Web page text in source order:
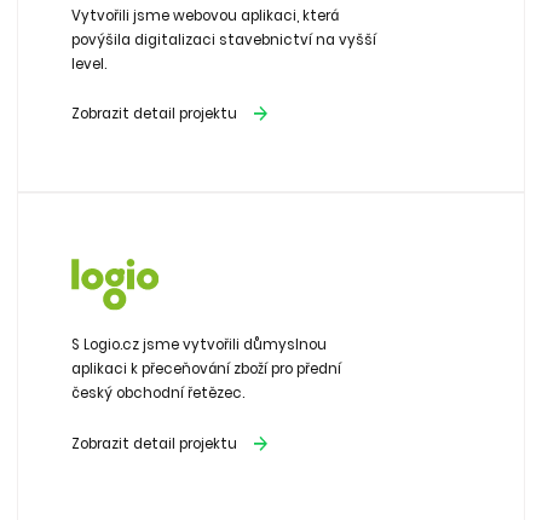
Vytvořili jsme webovou aplikaci, která
povýšila digitalizaci stavebnictví na vyšší
level.
Zobrazit detail projektu
S Logio.cz jsme vytvořili důmyslnou
aplikaci k přeceňování zboží pro přední
český obchodní řetězec.
Zobrazit detail projektu